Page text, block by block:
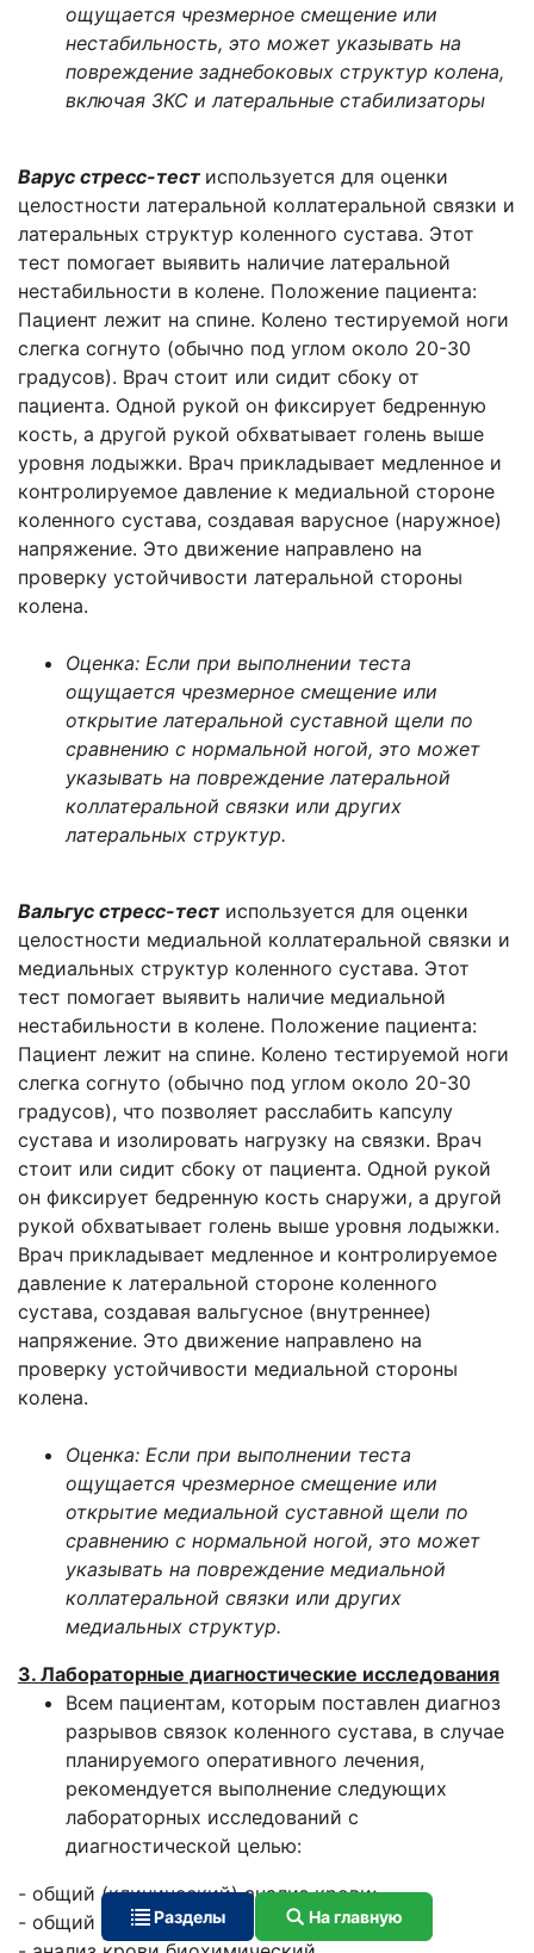
ощущается чрезмерное смещение или
нестабильность, это может указывать на
повреждение заднебоковых структур колена,
включая ЗКС и латеральные стабилизаторы
Варус стресс-тест используется для оценки
целостности латеральной коллатеральной связки и
латеральных структур коленного сустава. Этот
тест помогает выявить наличие латеральной
нестабильности в колене. Положение пациента:
Пациент лежит на спине. Колено тестируемой ноги
слегка согнуто (обычно под углом около 20-30
градусов). Врач стоит или сидит сбоку от
пациента. Одной рукой он фиксирует бедренную
кость, а другой рукой обхватывает голень выше
уровня лодыжки. Врач прикладывает медленное и
контролируемое давление к медиальной стороне
коленного сустава, создавая варусное (наружное)
напряжение. Это движение направлено на
проверку устойчивости латеральной стороны
колена.
Оценка: Если при выполнении теста
ощущается чрезмерное смещение или
открытие латеральной суставной щели по
сравнению с нормальной ногой, это может
указывать на повреждение латеральной
коллатеральной связки или других
латеральных структур.
Вальгус стресс-тест используется для оценки
целостности медиальной коллатеральной связки и
медиальных структур коленного сустава. Этот
тест помогает выявить наличие медиальной
нестабильности в колене. Положение пациента:
Пациент лежит на спине. Колено тестируемой ноги
слегка согнуто (обычно под углом около 20-30
градусов), что позволяет расслабить капсулу
сустава и изолировать нагрузку на связки. Врач
стоит или сидит сбоку от пациента. Одной рукой
он фиксирует бедренную кость снаружи, а другой
рукой обхватывает голень выше уровня лодыжки.
Врач прикладывает медленное и контролируемое
давление к латеральной стороне коленного
сустава, создавая вальгусное (внутреннее)
напряжение. Это движение направлено на
проверку устойчивости медиальной стороны
колена.
Оценка: Если при выполнении теста
ощущается чрезмерное смещение или
открытие медиальной суставной щели по
сравнению с нормальной ногой, это может
указывать на повреждение медиальной
коллатеральной связки или других
медиальных структур.
3. Лабораторные диагностические исследования
Всем пациентам, которым поставлен диагноз
разрывов связок коленного сустава, в случае
планируемого оперативного лечения,
рекомендуется выполнение следующих
лабораторных исследований с
диагностической целью:
- общий (клинический) анализ крови;
- общий (клинический) анализ мочи;
Разделы На главную